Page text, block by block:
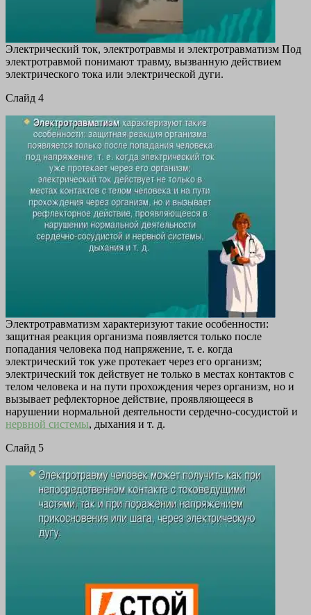
Электрический ток, электротравмы и электротравматизм Под
электротравмой понимают травму, вызванную действием
электрического тока или электрической дуги.
Cлайд 4
Электротравматизм характеризуют такие особенности:
защитная реакция организма появляется только после
попадания человека под напряжение, т. е. когда
электрический ток уже протекает через его организм;
электрический ток действует не только в местах контактов с
телом человека и на пути прохождения через организм, но и
вызывает рефлекторное действие, проявляющееся в
нарушении нормальной деятельности сердечно-сосудистой и
нервной системы, дыхания и т. д.
Cлайд 5